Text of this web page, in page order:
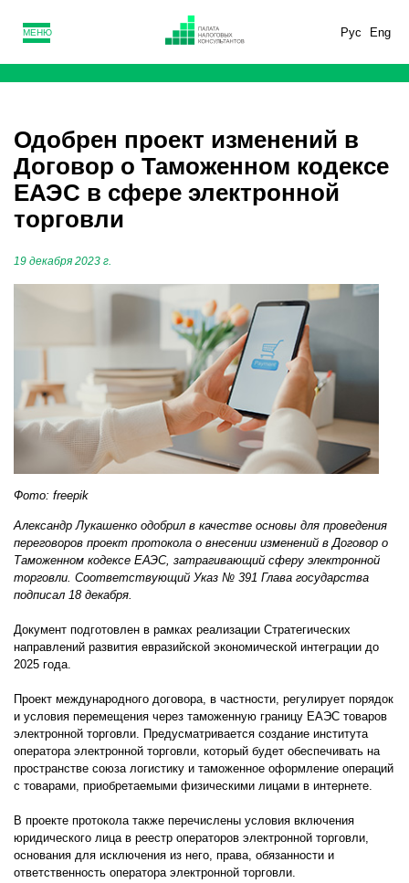
Рус Eng
МЕНЮ
Одобрен проект изменений в
Договор о Таможенном кодексе
ЕАЭС в сфере электронной
торговли
19 декабря 2023 г.
Фото: freepik
Александр Лукашенко одобрил в качестве основы для проведения
переговоров проект протокола о внесении изменений в Договор о
Таможенном кодексе ЕАЭС, затрагивающий сферу электронной
торговли. Соответствующий Указ № 391 Глава государства
подписал 18 декабря.
Документ подготовлен в рамках реализации Стратегических
направлений развития евразийской экономической интеграции до
2025 года.
Проект международного договора, в частности, регулирует порядок
и условия перемещения через таможенную границу ЕАЭС товаров
электронной торговли. Предусматривается создание института
оператора электронной торговли, который будет обеспечивать на
пространстве союза логистику и таможенное оформление операций
с товарами, приобретаемыми физическими лицами в интернете.
В проекте протокола также перечислены условия включения
юридического лица в реестр операторов электронной торговли,
основания для исключения из него, права, обязанности и
ответственность оператора электронной торговли.